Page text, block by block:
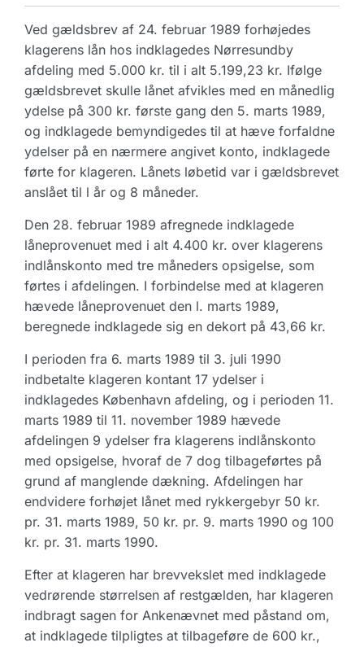
Ved gældsbrev af 24. februar 1989 forhøjedes
klagerens lån hos indklagedes Nørresundby
afdeling med 5.000 kr. til i alt 5.199,23 kr. Ifølge
gældsbrevet skulle lånet afvikles med en månedlig
ydelse på 300 kr. første gang den 5. marts 1989,
og indklagede bemyndigedes til at hæve forfaldne
ydelser på en nærmere angivet konto, indklagede
førte for klageren. Lånets løbetid var i gældsbrevet
anslået til l år og 8 måneder.
Den 28. februar 1989 afregnede indklagede
låneprovenuet med i alt 4.400 kr. over klagerens
indlånskonto med tre måneders opsigelse, som
førtes i afdelingen. I forbindelse med at klageren
hævede låneprovenuet den l. marts 1989,
beregnede indklagede sig en dekort på 43,66 kr.
I perioden fra 6. marts 1989 til 3. juli 1990
indbetalte klageren kontant 17 ydelser i
indklagedes København afdeling, og i perioden 11.
marts 1989 til 11. november 1989 hævede
afdelingen 9 ydelser fra klagerens indlånskonto
med opsigelse, hvoraf de 7 dog tilbageførtes på
grund af manglende dækning. Afdelingen har
endvidere forhøjet lånet med rykkergebyr 50 kr.
pr. 31. marts 1989, 50 kr. pr. 9. marts 1990 og 100
kr. pr. 31. marts 1990.
Efter at klageren har brevvekslet med indklagede
vedrørende størrelsen af restgælden, har klageren
indbragt sagen for Ankenævnet med påstand om,
at indklagede tilpligtes at tilbageføre de 600 kr.,